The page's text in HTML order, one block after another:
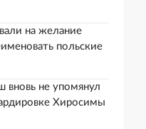
на желание
польские
вновь не упомянул
Хиросимы